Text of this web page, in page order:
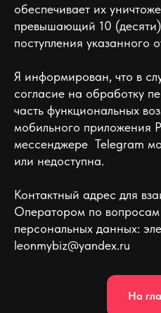
обеспечивает их
превышающий 10
поступления указанного
Я информирован, что в
согласие на обработку
часть функциональных
мобильного приложения
мессенджере Telegram
или недоступна.
Контактный адрес для
Оператором по
персональных данных:
leonmybiz@yandex.ru
На